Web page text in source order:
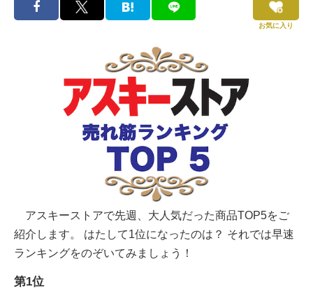
お気に入り
アスキーストアで先週、大人気だった商品TOP5をご
紹介します。 はたして1位になったのは？ それでは早速
ランキングをのぞいてみましょう！
第1位